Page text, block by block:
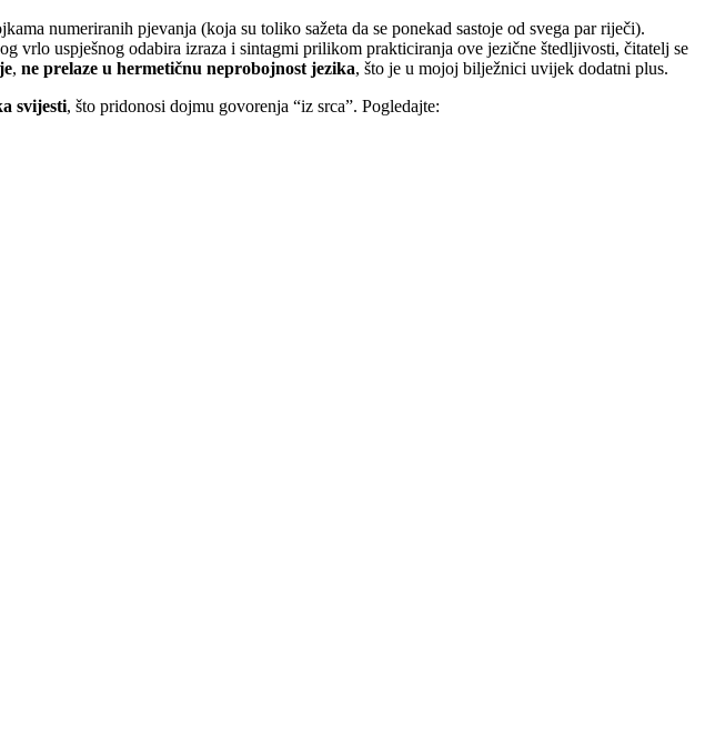
numeriranih pjevanja (koja su toliko sažeta da se ponekad sastoje od svega par riječi).
vrlo uspješnog odabira izraza i sintagmi prilikom prakticiranja ove jezične štedljivosti, čitatelj se
, ne prelaze u hermetičnu neprobojnost jezika, što je u mojoj bilježnici uvijek dodatni plus.
svijesti, što pridonosi dojmu govorenja “iz srca”. Pogledajte: